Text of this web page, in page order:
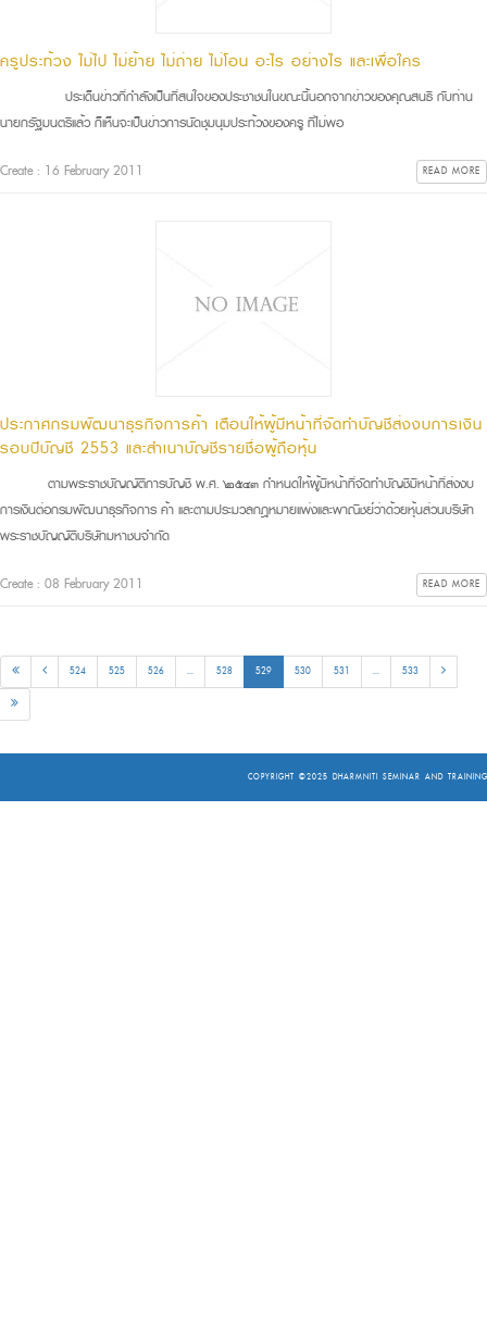
ครูประท้วง ไม่ไป ไม่ย้าย ไม่ถ่าย ไม่โอน อะไร อย่างไร และเพื่อใคร
ประเด็นข่าวที่กำลังเป็นที่สนใจของประชาชนในขณะนี้นอกจากข่าวของคุณสนธิ กับท่าน
นายกรัฐมนตรีแล้ว ก็เห็นจะเป็นข่าวการนัดชุมนุมประท้วงของครู ที่ไม่พอ
Create : 16 February 2011 READ MORE
ประกาศกรมพัฒนาธุรกิจการค้า เตือนให้ผู้มีหน้าที่จัดทำบัญชีส่งงบการเงิน
รอบปีบัญชี 2553 และสำเนาบัญชีรายชื่อผู้ถือหุ้น
ตามพระราชบัญญัติการบัญชี พ.ศ. ๒๕๔๓ กำหนดให้ผู้มีหน้าที่จัดทำบัญชีมีหน้าที่ส่งงบ
การเงินต่อกรมพัฒนาธุรกิจการ ค้า และตามประมวลกฎหมายแพ่งและพาณิชย์ว่าด้วยหุ้นส่วนบริษัท
พระราชบัญญัติบริษัทมหาชนจำกัด
Create : 08 February 2011 READ MORE
524 525 526 ... 528 529 530 531 ... 533
COPYRIGHT ©2025 DHARMNITI SEMINAR AND